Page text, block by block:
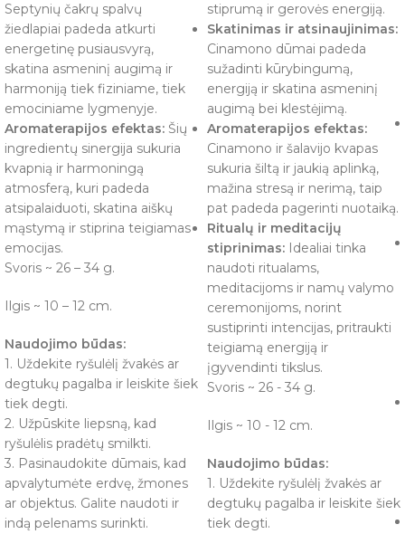
Septynių čakrų spalvų
žiedlapiai padeda atkurti
energetinę pusiausvyrą,
skatina asmeninį augimą ir
harmoniją tiek fiziniame, tiek
emociniame lygmenyje.
Aromaterapijos efektas: Šių
ingredientų sinergija sukuria
kvapnią ir harmoningą
atmosferą, kuri padeda
atsipalaiduoti, skatina aiškų
mąstymą ir stiprina teigiamas
emocijas.
Svoris ~ 26 – 34 g.
Ilgis ~ 10 – 12 cm.
Naudojimo būdas:
1. Uždekite ryšulėlį žvakės ar
degtukų pagalba ir leiskite šiek
tiek degti.
2. Užpūskite liepsną, kad
ryšulėlis pradėtų smilkti.
3. Pasinaudokite dūmais, kad
apvalytumėte erdvę, žmones
ar objektus. Galite naudoti ir
indą pelenams surinkti.
stiprumą ir gerovės energiją.
Skatinimas ir atsinaujinimas:
Cinamono dūmai padeda
sužadinti kūrybingumą,
energiją ir skatina asmeninį
augimą bei klestėjimą.
Aromaterapijos efektas:
Cinamono ir šalavijo kvapas
sukuria šiltą ir jaukią aplinką,
mažina stresą ir nerimą, taip
pat padeda pagerinti nuotaiką.
Ritualų ir meditacijų
stiprinimas: Idealiai tinka
naudoti ritualams,
meditacijoms ir namų valymo
ceremonijoms, norint
sustiprinti intencijas, pritraukti
teigiamą energiją ir
įgyvendinti tikslus.
Svoris ~ 26 - 34 g.
Ilgis ~ 10 - 12 cm.
Naudojimo būdas:
1. Uždekite ryšulėlį žvakės ar
degtukų pagalba ir leiskite šiek
tiek degti.